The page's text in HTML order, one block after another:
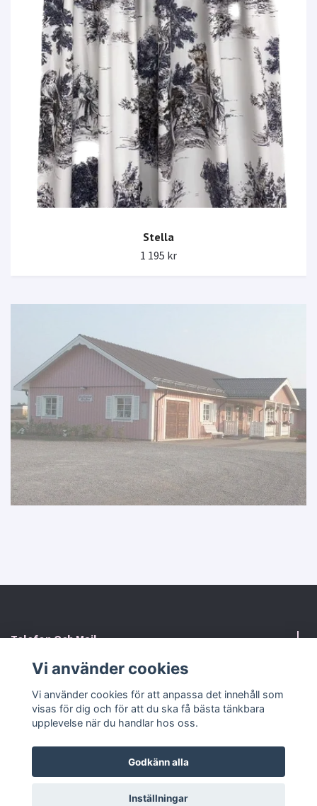
Stella
1 195 kr
Telefon Och Mail
Kontaktformulär
Sociala medier
© 2026 RosaHuset ButikenPowered by Quickbutik
Vi använder cookies
Vi använder cookies för att anpassa det innehåll som
visas för dig och för att du ska få bästa tänkbara
upplevelse när du handlar hos oss.
Godkänn alla
Inställningar